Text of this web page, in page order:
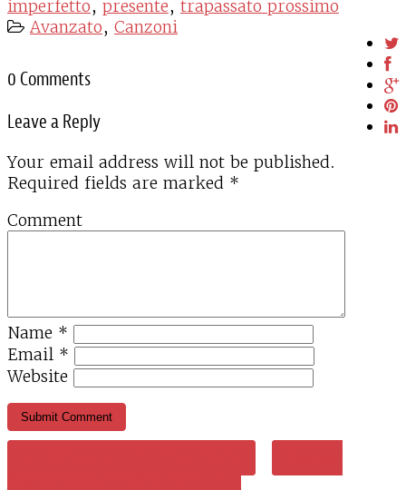
imperfetto, presente, trapassato prossimo
Avanzato, Canzoni
0 Comments
Leave a Reply
Your email address will not be published.
Required fields are marked *
Comment
Name *
Email *
Website